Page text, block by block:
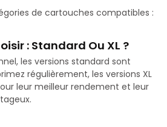
de cartouches compatibles :
: Standard Ou XL ?
les versions standard sont
régulièrement, les versions XL
leur meilleur rendement et leur